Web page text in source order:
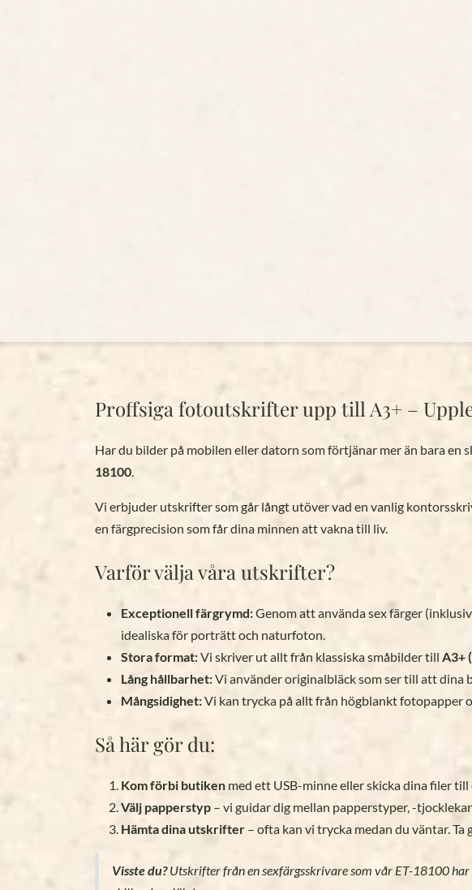
Proffsiga fotoutskrifter upp till A3+ –
Har du bilder på mobilen eller datorn som förtjänar mer än bara
18100.
Vi erbjuder utskrifter som går långt utöver vad en vanlig
en färgprecision som får dina minnen att vakna till liv.
Varför välja våra utskrifter?
Exceptionell färgrymd:Genom att använda sex färger
idealiska för porträtt och naturfoton.
Stora format:Vi skriver ut allt från klassiska småbilder till A3+
Lång hållbarhet:Vi använder originalbläck som ser till att dina
Mångsidighet:Vi kan trycka på allt från högblankt fotopapper
Så här gör du:
Kom förbi butiken med ett USB-minne eller skicka dina filer till
Välj papperstyp – vi guidar dig mellan papperstyper, -
Hämta dina utskrifter – ofta kan vi trycka medan du väntar. Ta
Visste du?Utskrifter från en sexfärgsskrivare som vår ET-18100